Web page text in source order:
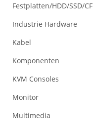
Festplatten/HDD/SSD/CF
Industrie Hardware
Kabel
Komponenten
KVM Consoles
Monitor
Multimedia